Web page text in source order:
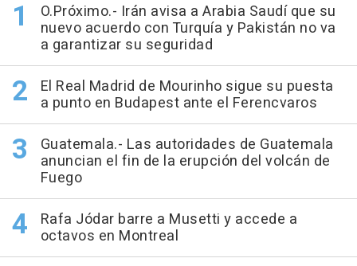
O.Próximo.- Irán avisa a Arabia Saudí que su
nuevo acuerdo con Turquía y Pakistán no va
a garantizar su seguridad
El Real Madrid de Mourinho sigue su puesta
a punto en Budapest ante el Ferencvaros
Guatemala.- Las autoridades de Guatemala
anuncian el fin de la erupción del volcán de
Fuego
Rafa Jódar barre a Musetti y accede a
octavos en Montreal